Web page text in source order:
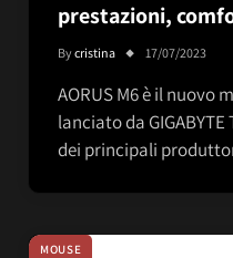
prestazioni,
Bycristina 17/07/2023
AORUS M6 è il nuovo
lanciato da GIGABYTE
dei principali
MOUSE